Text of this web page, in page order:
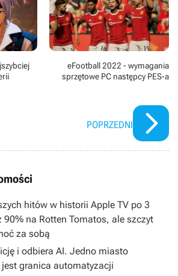
eFootball 2022 - wymagania
sprzętowe PC następcy PES-a
POPRZEDNI
hitów w historii Apple TV po 3
90% na Rotten Tomatos, ale szczyt
za sobą
i odbiera AI. Jedno miasto
granica automatyzacji